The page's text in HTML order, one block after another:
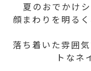
夏のおでかけ
顔まわりを明る
落ち着いた雰囲
トなネ